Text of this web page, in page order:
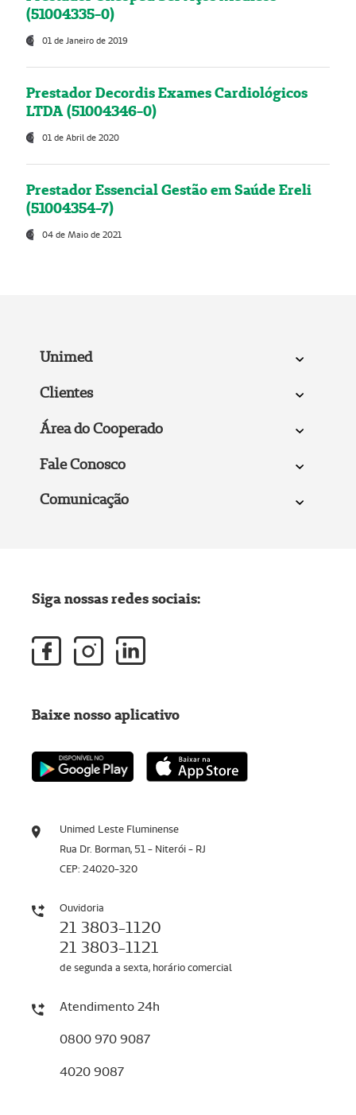
(51004335-0)
01 de Janeiro de 2019
Prestador Decordis Exames Cardiológicos
LTDA (51004346-0)
01 de Abril de 2020
Prestador Essencial Gestão em Saúde Ereli
(51004354-7)
04 de Maio de 2021
Unimed
Clientes
Área do Cooperado
Fale Conosco
Comunicação
Unimed Leste Fluminense
Rua Dr. Borman, 51 - Niterói - RJ
CEP: 24020-320
Ouvidoria
21 3803-1120
21 3803-1121
de segunda a sexta, horário comercial
Atendimento 24h
0800 970 9087
4020 9087
Siga nossas redes sociais:
Baixe nosso aplicativo